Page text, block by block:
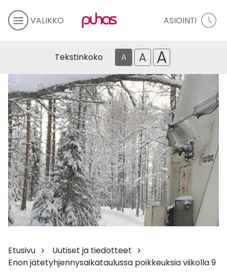
VALIKKO ASIOINTI
Tekstinkoko A A A
Etusivu
Uutiset ja tiedotteet
Enon jätetyhjennysaikataulussa poikkeuksia viikolla 9